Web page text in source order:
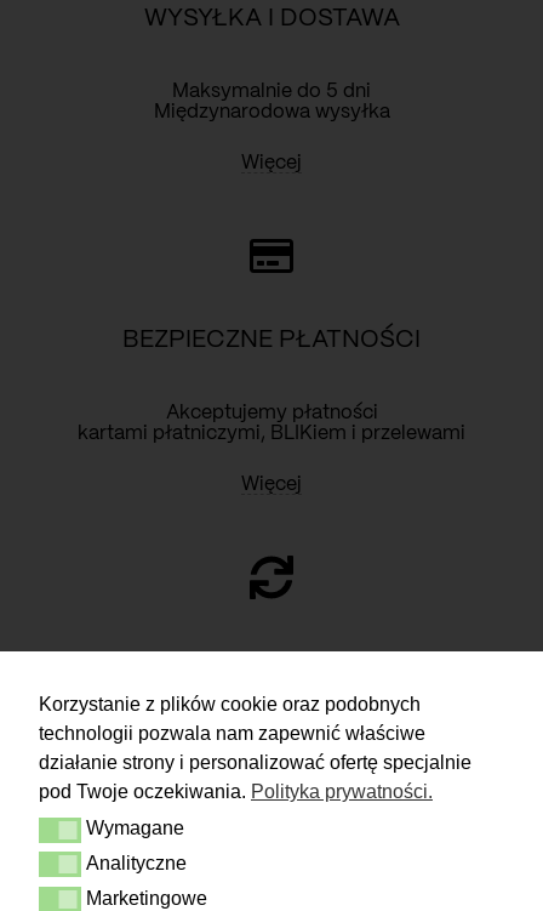
Korzystanie z plików cookie oraz podobnych
technologii pozwala nam zapewnić właściwe
działanie strony i personalizować ofertę specjalnie
pod Twoje oczekiwania. Polityka prywatności.
Wymagane
Wymagane
Analityczne
Analityczne
Marketingowe
Marketingowe
WYSYŁKA I DOSTAWA
Maksymalnie do 5 dni
Międzynarodowa wysyłka
Więcej
BEZPIECZNE PŁATNOŚCI
Akceptujemy płatności
kartami płatniczymi, BLIKiem i przelewami
Więcej
Masz 14 dni na podjęcie
decyzji i spokojne rozważenie zakupu.
Więcej
Dostawa i zwrot
Kontakt
Regulamin
Polityka prywatności